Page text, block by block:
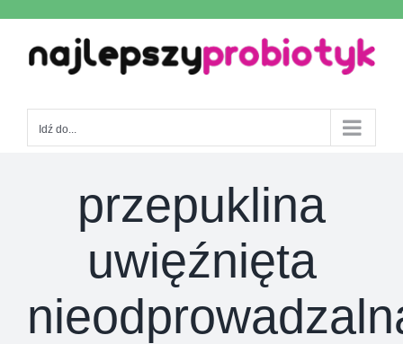
content
Idź do...
przepuklina
uwięźnięta